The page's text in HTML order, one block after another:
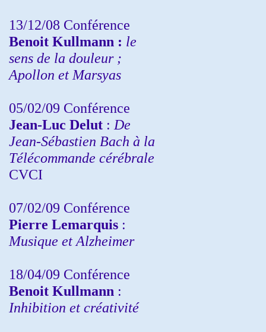
13/12/08 Conférence
Benoit Kullmann : le
sens de la douleur ;
Apollon et Marsyas
05/02/09 Conférence
Jean-Luc Delut : De
Jean-Sébastien Bach à la
Télécommande cérébrale
CVCI
07/02/09 Conférence
Pierre Lemarquis :
Musique et Alzheimer
18/04/09 Conférence
Benoit Kullmann :
Inhibition et créativité